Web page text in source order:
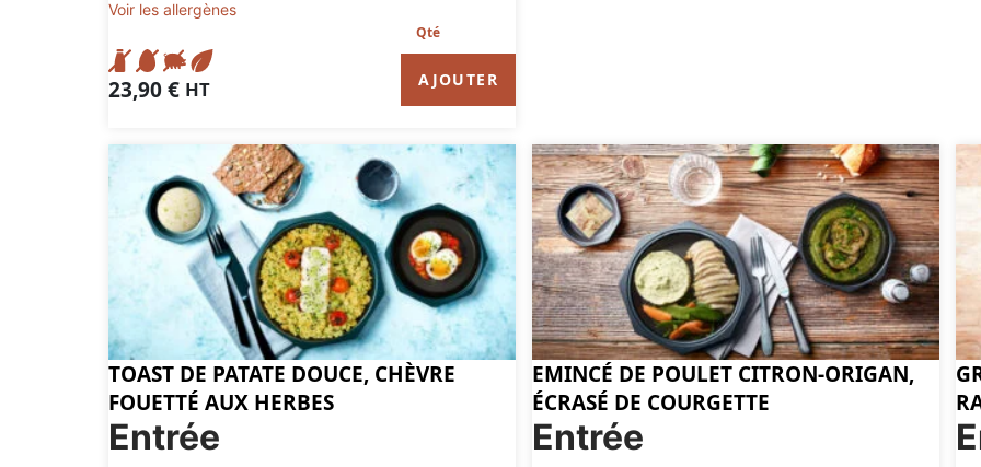
Voir les allergènes
23,90€ HT AJOUTER
TOAST DE PATATE DOUCE, CHÈVRE
FOUETTÉ AUX HERBES
Entrée
EMINCÉ DE POULET CITRON-ORIGAN,
ÉCRASÉ DE COURGETTE
Entrée